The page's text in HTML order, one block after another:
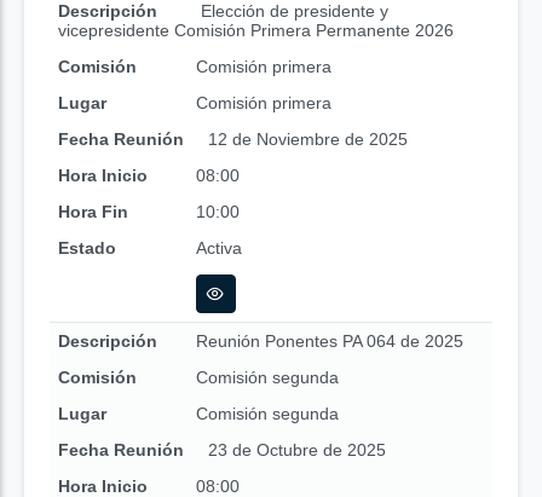
Descripción
Elección de presidente y
vicepresidente Comisión Primera Permanente 2026
Comisión
Comisión primera
Lugar
Comisión primera
Fecha Reunión
12 de Noviembre de 2025
Hora Inicio
08:00
Hora Fin
10:00
Estado
Activa
Descripción
Reunión Ponentes PA 064 de 2025
Comisión
Comisión segunda
Lugar
Comisión segunda
Fecha Reunión
23 de Octubre de 2025
Hora Inicio
08:00